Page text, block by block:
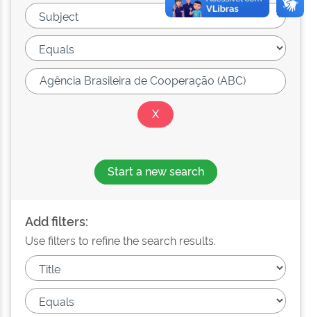
Start a new search
Add filters:
Use filters to refine the search results.